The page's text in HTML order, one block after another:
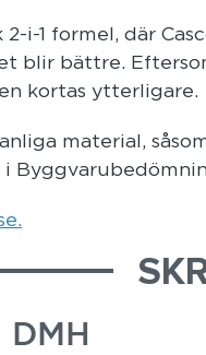
i-1 formel, där
blir bättre.
kortas ytterligare.
material,
i
DMH